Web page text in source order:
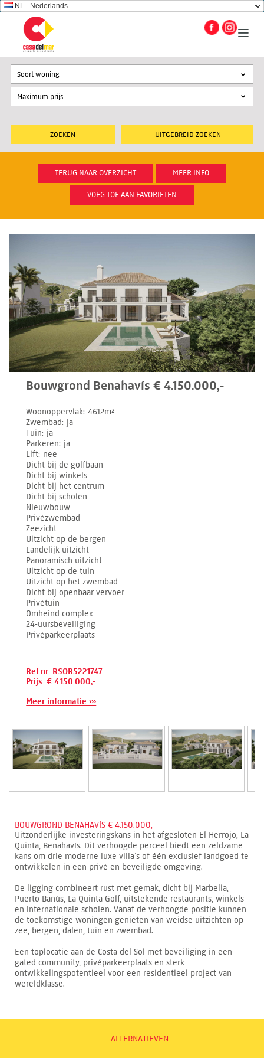
NL - Nederlands
UITGEBREID ZOEKEN
Soort woning
TERUG NAAR OVERZICHT MEER INFO
VOEG TOE AAN FAVORIETEN
Bouwgrond Benahavís € 4.150.000,-
Woonoppervlak 4612m²
Zwembad ja
Tuin ja
Parkeren ja
Lift nee
Dicht bij de golfbaan
Dicht bij winkels
Dicht bij het centrum
Dicht bij scholen
Nieuwbouw
Privézwembad
Zeezicht
Uitzicht op de bergen
Landelijk uitzicht
Panoramisch uitzicht
Uitzicht op de tuin
Uitzicht op het zwembad
Dicht bij openbaar vervoer
Privétuin
Omheind complex
24-uursbeveiliging
Privéparkeerplaats
Ref.nr: RSOR5221747
Prijs: € 4.150.000,-
Meer informatie ›››
BOUWGROND BENAHAVÍS € 4.150.000,-
Uitzonderlijke investeringskans in het afgesloten El Herrojo, La
Quinta, Benahavís. Dit verhoogde perceel biedt een zeldzame
kans om drie moderne luxe villa’s of één exclusief landgoed te
ontwikkelen in een privé en beveiligde omgeving.
De ligging combineert rust met gemak, dicht bij Marbella,
Puerto Banús, La Quinta Golf, uitstekende restaurants, winkels
en internationale scholen. Vanaf de verhoogde positie kunnen
de toekomstige woningen genieten van weidse uitzichten op
zee, bergen, dalen, tuin en zwembad.
Een toplocatie aan de Costa del Sol met beveiliging in een
gated community, privéparkeerplaats en sterk
ontwikkelingspotentieel voor een residentieel project van
wereldklasse.
ALTERNATIEVEN